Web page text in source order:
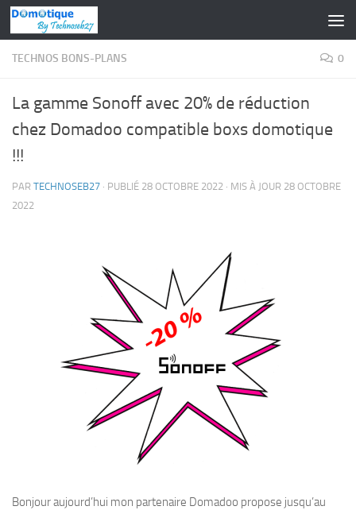
Skip to content
TECHNOS BONS-PLANS 0
La gamme Sonoff avec 20% de réduction
chez Domadoo compatible boxs domotique
!!!
PAR TECHNOSEB27 · PUBLIÉ 28 OCTOBRE 2022 · MIS À JOUR 28 OCTOBRE
2022
Bonjour aujourd’hui mon partenaire Domadoo propose jusqu’au